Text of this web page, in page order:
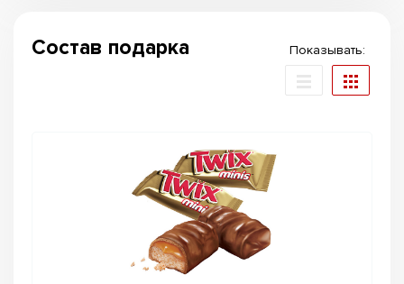
Состав подарка Показывать: